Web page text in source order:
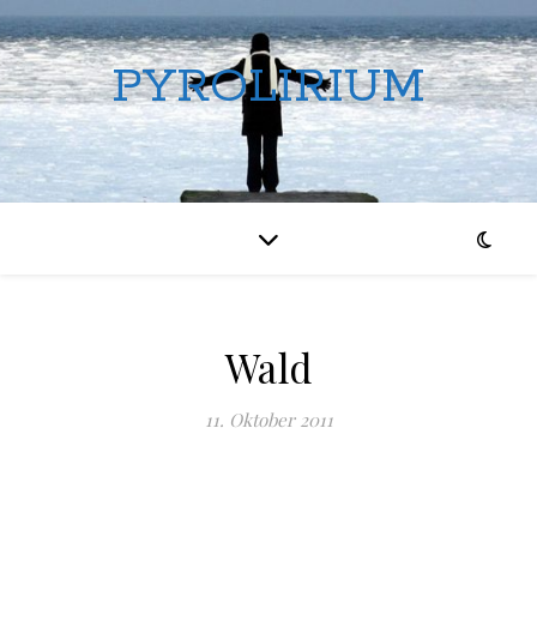
PYROLIRIUM
Wald
11. Oktober 2011